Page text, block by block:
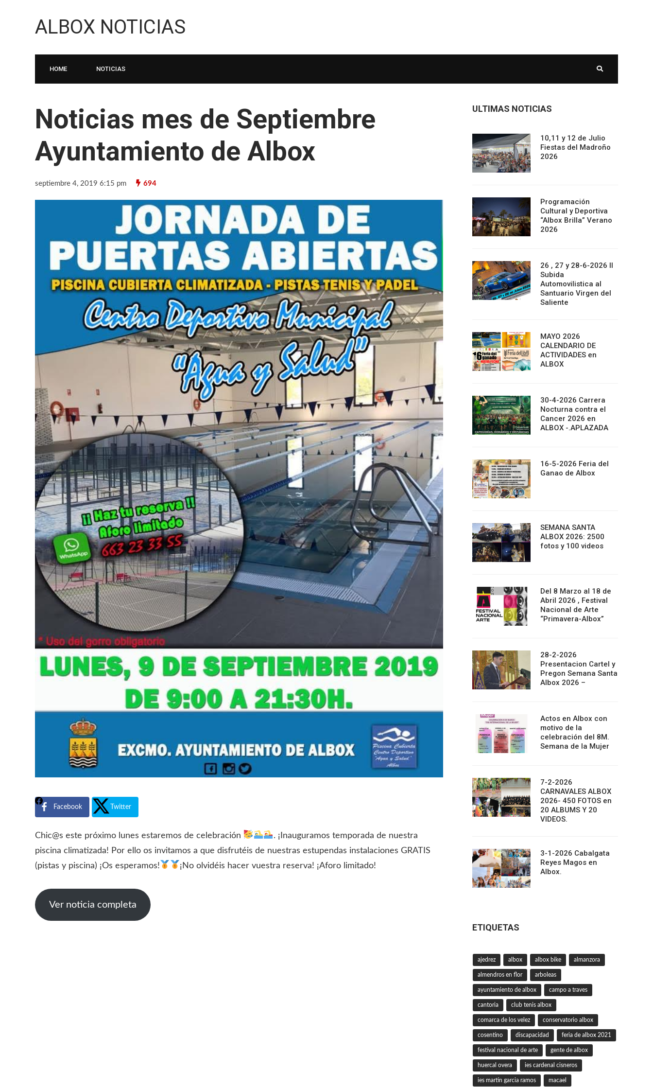
ALBOX NOTICIAS
HOME NOTICIAS
Noticias mes de Septiembre
Ayuntamiento de Albox
septiembre 4, 2019 6:15 pm 694
Facebook Twitter
Chic@s este próximo lunes estaremos de celebración
. ¡Inauguramos temporada de nuestra
piscina climatizada! Por ello os invitamos a que disfrutéis de nuestras estupendas instalaciones GRATIS
(pistas y piscina) ¡Os esperamos!
¡No olvidéis hacer vuestra reserva! ¡Aforo limitado!
Ver noticia completa
ULTIMAS NOTICIAS
10,11 y 12 de Julio
Fiestas del Madroño
2026
Programación
Cultural y Deportiva
“Albox Brilla” Verano
2026
26 , 27 y 28-6-2026 II
Subida
Automovilistica al
Santuario Virgen del
Saliente
MAYO 2026
CALENDARIO DE
ACTIVIDADES en
ALBOX
30-4-2026 Carrera
Nocturna contra el
Cancer 2026 en
ALBOX -.APLAZADA
16-5-2026 Feria del
Ganao de Albox
SEMANA SANTA
ALBOX 2026: 2500
fotos y 100 videos
Del 8 Marzo al 18 de
Abril 2026 , Festival
Nacional de Arte
“Primavera-Albox”
28-2-2026
Presentacion Cartel y
Pregon Semana Santa
Albox 2026 –
Actos en Albox con
motivo de la
celebración del 8M.
Semana de la Mujer
7-2-2026
CARNAVALES ALBOX
2026- 450 FOTOS en
20 ALBUMS Y 20
VIDEOS.
3-1-2026 Cabalgata
Reyes Magos en
Albox.
ETIQUETAS
ajedrez albox albox bike almanzora
almendros en flor arboleas
ayuntamiento de albox campo a traves
cantoria club tenis albox
comarca de los velez conservatorio albox
cosentino discapacidad feria de albox 2021
festival nacional de arte gente de albox
huercal overa ies cardenal cisneros
ies martin garcia ramos macael